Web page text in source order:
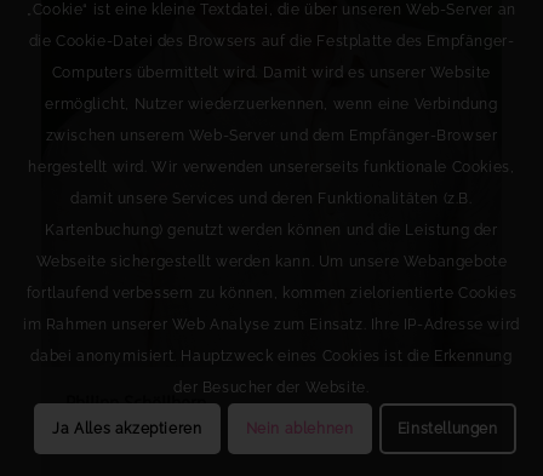
Philipp Schöllhorn
Marquis d’Obigny
„Cookie“ ist eine kleine Textdatei, die über unseren Web-Server an
die Cookie-Datei des Browsers auf die Festplatte des Empfänger-
Computers übermittelt wird. Damit wird es unserer Website
ermöglicht, Nutzer wiederzuerkennen, wenn eine Verbindung
zwischen unserem Web-Server und dem Empfänger-Browser
hergestellt wird. Wir verwenden unsererseits funktionale Cookies,
damit unsere Services und deren Funktionalitäten (z.B.
Kartenbuchung) genutzt werden können und die Leistung der
Webseite sichergestellt werden kann. Um unsere Webangebote
fortlaufend verbessern zu können, kommen zielorientierte Cookies
im Rahmen unserer Web Analyse zum Einsatz. Ihre IP-Adresse wird
dabei anonymisiert. Hauptzweck eines Cookies ist die Erkennung
der Besucher der Website.
Ja Alles akzeptieren Nein ablehnen Einstellungen